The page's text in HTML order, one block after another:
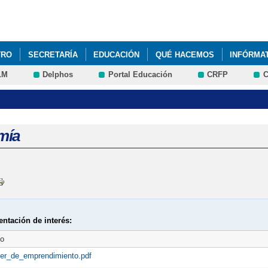
SECRETARÍA EDUCACIÓN QUÉ HACEMOS
- HALLOWEEN Y CARRERA SOLIDARIA NAVIDAD REUNIÓN
Delphos Portal Educación CRFP
de interés: